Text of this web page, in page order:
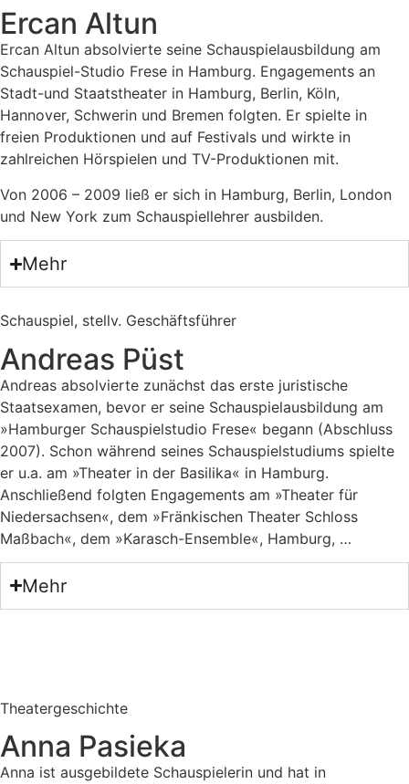
Ercan Altun
Ercan Altun absolvierte seine Schauspielausbildung am
Schauspiel-Studio Frese in Hamburg. Engagements an
Stadt-und Staatstheater in Hamburg, Berlin, Köln,
Hannover, Schwerin und Bremen folgten. Er spielte in
freien Produktionen und auf Festivals und wirkte in
zahlreichen Hörspielen und TV-Produktionen mit.
Von 2006 – 2009 ließ er sich in Hamburg, Berlin, London
und New York zum Schauspiellehrer ausbilden.
Mehr
Schauspiel, stellv. Geschäftsführer
Andreas Püst
Andreas absolvierte zunächst das erste juristische
Staatsexamen, bevor er seine Schauspielausbildung am
»Hamburger Schauspielstudio Frese« begann (Abschluss
2007). Schon während seines Schauspielstudiums spielte
er u.a. am »Theater in der Basilika« in Hamburg.
Anschließend folgten Engagements am »Theater für
Niedersachsen«, dem »Fränkischen Theater Schloss
Maßbach«, dem »Karasch-Ensemble«, Hamburg, …
Mehr
Theatergeschichte
Anna Pasieka
Anna ist ausgebildete Schauspielerin und hat in